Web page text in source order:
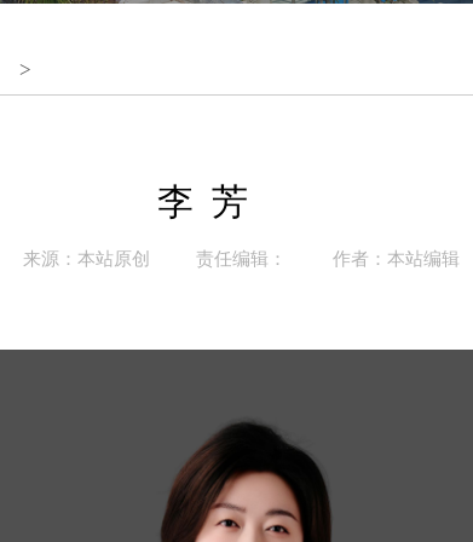
>
李 芳
来源：本站原创 责任编辑： 作者：本站编辑